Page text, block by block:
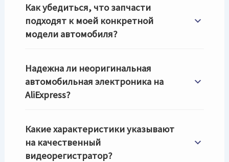
Как убедиться, что запчасти
подходят к моей конкретной
модели автомобиля?
Надежна ли неоригинальная
автомобильная электроника на
AliExpress?
Какие характеристики указывают
на качественный
видеорегистратор?